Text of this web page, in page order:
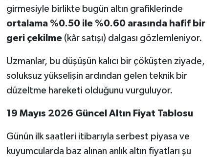
girmesiyle birlikte bugün altın grafiklerinde
ortalama %0.50 ile %0.60 arasında hafif bir
geri çekilme(kâr satışı) dalgası gözlemleniyor.
Uzmanlar, bu düşüşün kalıcı bir çöküşten ziyade,
soluksuz yükselişin ardından gelen teknik bir
düzeltme hareketi olduğunu vurguluyor.
19 Mayıs 2026 Güncel Altın Fiyat Tablosu
Günün ilk saatleri itibarıyla serbest piyasa ve
kuyumcularda baz alınan anlık altın fiyatları şu
SPOR
Susurluk
Trend